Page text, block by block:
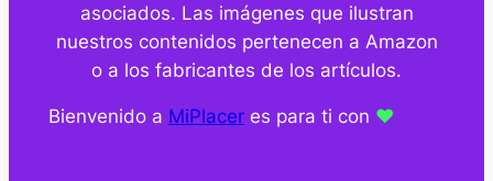
asociados. Las imágenes que ilustran
nuestros contenidos pertenecen a Amazon
o a los fabricantes de los artículos.
Bienvenido a MiPlaceres para ti con ❤